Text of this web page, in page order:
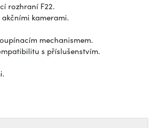
rozhraní F22.
akčními kamerami.
mechanismem.
s příslušenstvím.